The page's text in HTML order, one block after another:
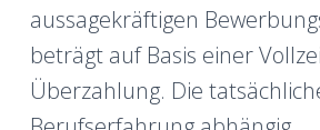
aussagekräftigen
beträgt auf Basis einer
Überzahlung. Die